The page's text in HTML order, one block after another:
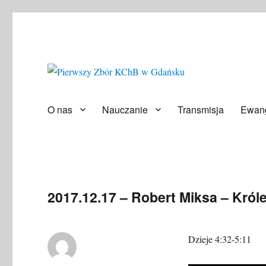
O nas Nauczanie Transmisja
2017.12.17 – Robert Miksa –
Dzieje 4:32-5:11